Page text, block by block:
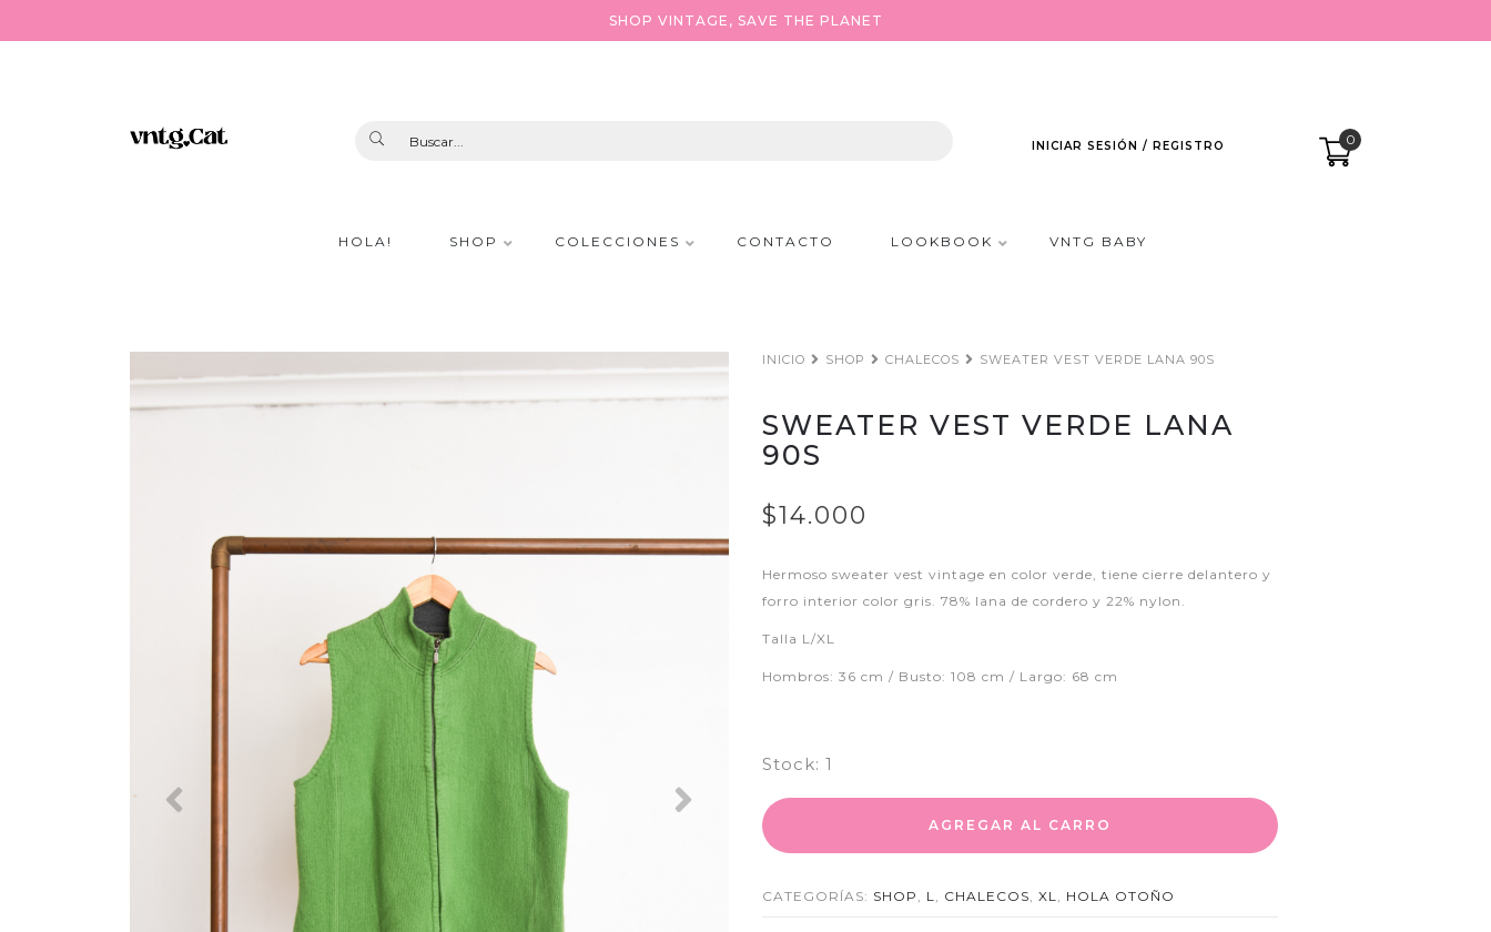
SHOP VINTAGE, SAVE THE PLANET
INICIAR SESIÓN / REGISTRO 0
HOLA! SHOP COLECCIONES CONTACTO LOOKBOOK VNTG BABY
Previous Next
INICIO SHOP CHALECOS SWEATER VEST VERDE LANA 90S
SWEATER VEST VERDE LANA
90S
$14.000
Hermoso sweater vest vintage en color verde, tiene cierre delantero y
forro interior color gris. 78% lana de cordero y 22% nylon.
Talla L/XL
Hombros: 36 cm / Busto: 108 cm / Largo: 68 cm
Stock: 1
AGREGAR AL CARRO
CATEGORÍAS: SHOP L CHALECOS XL HOLA OTOÑO